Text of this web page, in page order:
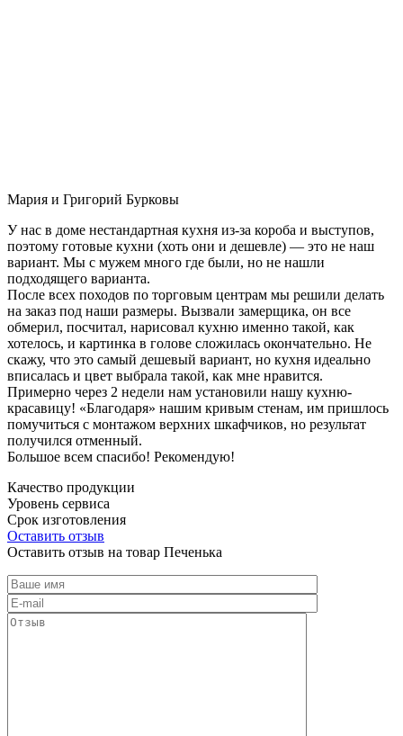
Мария и Григорий Бурковы
У нас в доме нестандартная кухня из-за короба и выступов,
поэтому готовые кухни (хоть они и дешевле) — это не наш
вариант. Мы с мужем много где были, но не нашли
подходящего варианта.
После всех походов по торговым центрам мы решили делать
на заказ под наши размеры. Вызвали замерщика, он все
обмерил, посчитал, нарисовал кухню именно такой, как
хотелось, и картинка в голове сложилась окончательно. Не
скажу, что это самый дешевый вариант, но кухня идеально
вписалась и цвет выбрала такой, как мне нравится.
Примерно через 2 недели нам установили нашу кухню-
красавицу! «Благодаря» нашим кривым стенам, им пришлось
помучиться с монтажом верхних шкафчиков, но результат
получился отменный.
Большое всем спасибо! Рекомендую!
Качество продукции
Уровень сервиса
Срок изготовления
Оставить отзыв
Оставить отзыв на товар Печенька